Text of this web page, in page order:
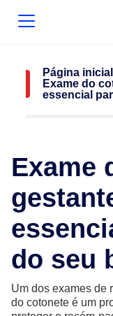
Página inicial
Exame do
essencial
Exame
do seu
Um dos exames de
do cotonete é um